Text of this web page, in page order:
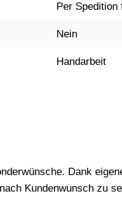
Per
Nein
Handarbeit
Dank
Kundenwunsch zu